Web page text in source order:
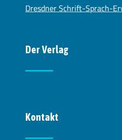
Dresdner Schrift-Sprach-
Der Verlag
Kontakt